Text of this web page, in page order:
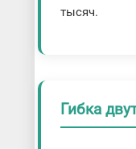
тысяч.
Гибка